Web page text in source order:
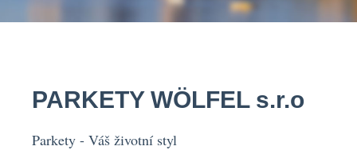
PARKETY WÖLFEL s.r.o
Parkety - Váš životní styl